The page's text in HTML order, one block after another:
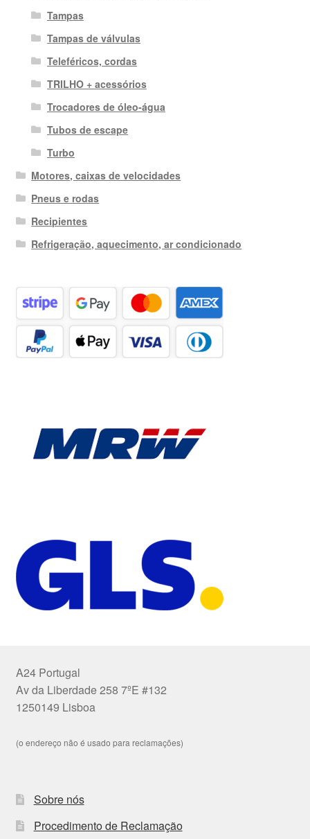
Tampas
Tampas de válvulas
Teleféricos, cordas
TRILHO + acessórios
Trocadores de óleo-água
Tubos de escape
Turbo
Motores, caixas de velocidades
Pneus e rodas
Recipientes
Refrigeração, aquecimento, ar condicionado
A24 Portugal
Av da Liberdade 258 7ºE #132
1250149 Lisboa
(o endereço não é usado para reclamações)
Sobre nós
Procedimento de Reclamação